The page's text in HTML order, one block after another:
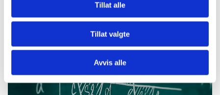
Tillat alle
Tillat valgte
Avvis alle
5 fine filmer om matematikk